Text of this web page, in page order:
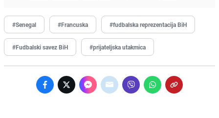
#Senegal #Francuska #fudbalska reprezentacija BiH
#Fudbalski savez BiH #prijateljska utakmica